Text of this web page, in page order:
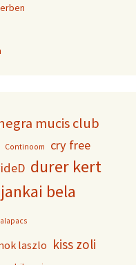
mucis club
Continoom cry free
durer kert
jankai bela
laszlo kiss zoli